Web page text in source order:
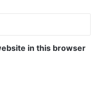
in this browser